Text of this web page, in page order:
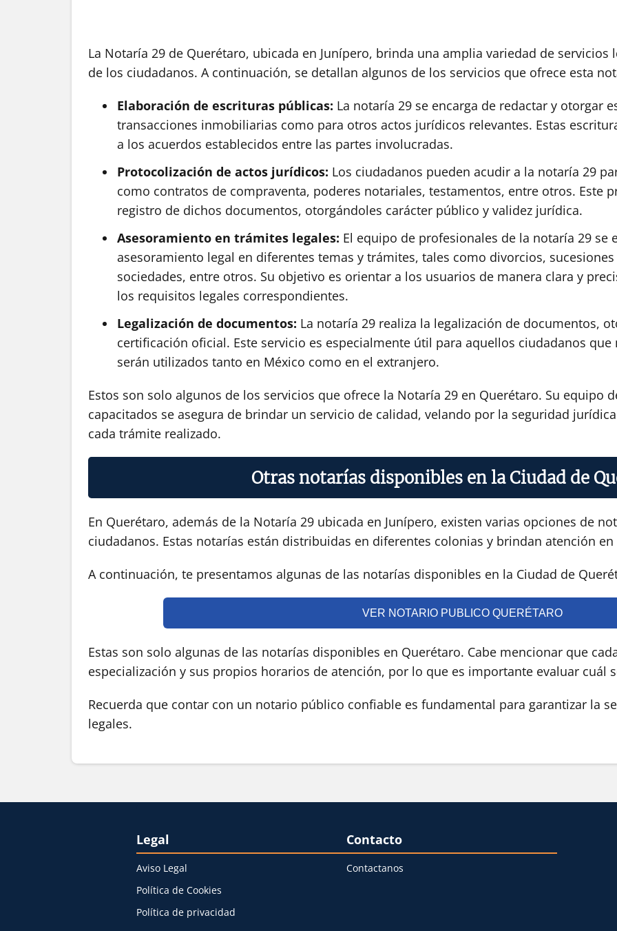
La Notaría 29 de Querétaro, ubicada en Junípero, brinda una amplia variedad de servicios
de los ciudadanos. A continuación, se detallan algunos de los servicios que ofrece esta
Elaboración de escrituras públicas: La notaría 29 se encarga de redactar y otorgar
transacciones inmobiliarias como para otros actos jurídicos relevantes. Estas
a los acuerdos establecidos entre las partes involucradas.
Protocolización de actos jurídicos: Los ciudadanos pueden acudir a la notaría 29
como contratos de compraventa, poderes notariales, testamentos, entre otros. Este
registro de dichos documentos, otorgándoles carácter público y validez jurídica.
Asesoramiento en trámites legales: El equipo de profesionales de la notaría 29
asesoramiento legal en diferentes temas y trámites, tales como divorcios,
sociedades, entre otros. Su objetivo es orientar a los usuarios de manera clara y
los requisitos legales correspondientes.
Legalización de documentos: La notaría 29 realiza la legalización de documentos,
certificación oficial. Este servicio es especialmente útil para aquellos ciudadanos
serán utilizados tanto en México como en el extranjero.
Estos son solo algunos de los servicios que ofrece la Notaría 29 en Querétaro. Su equipo
capacitados se asegura de brindar un servicio de calidad, velando por la seguridad
cada trámite realizado.
Otras notarías disponibles en la Ciudad de
En Querétaro, además de la Notaría 29 ubicada en Junípero, existen varias opciones de
ciudadanos. Estas notarías están distribuidas en diferentes colonias y brindan atención
A continuación, te presentamos algunas de las notarías disponibles en la Ciudad de
VER NOTARIO PUBLICO QUERÉTARO
Estas son solo algunas de las notarías disponibles en Querétaro. Cabe mencionar que
especialización y sus propios horarios de atención, por lo que es importante evaluar cuál
Recuerda que contar con un notario público confiable es fundamental para garantizar la
legales.
Legal
Aviso Legal
Política de Cookies
Política de privacidad
Contacto
Contactanos